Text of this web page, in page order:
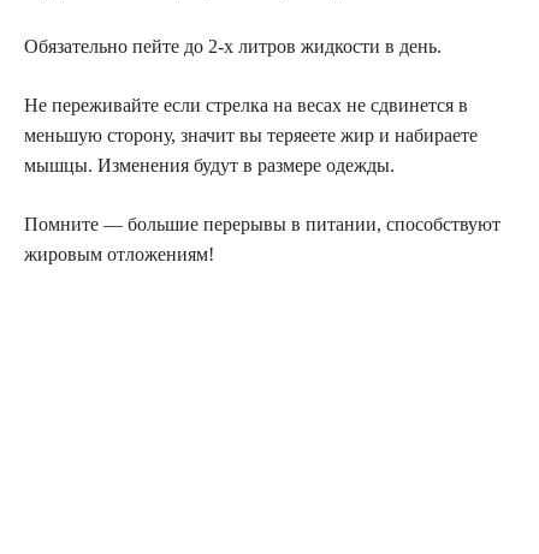
Обязательно пейте до 2-х литров жидкости в день.
Не переживайте если стрелка на весах не сдвинется в
меньшую сторону, значит вы теряеете жир и набираете
мышцы. Изменения будут в размере одежды.
Помните — большие перерывы в питании, способствуют
жировым отложениям!